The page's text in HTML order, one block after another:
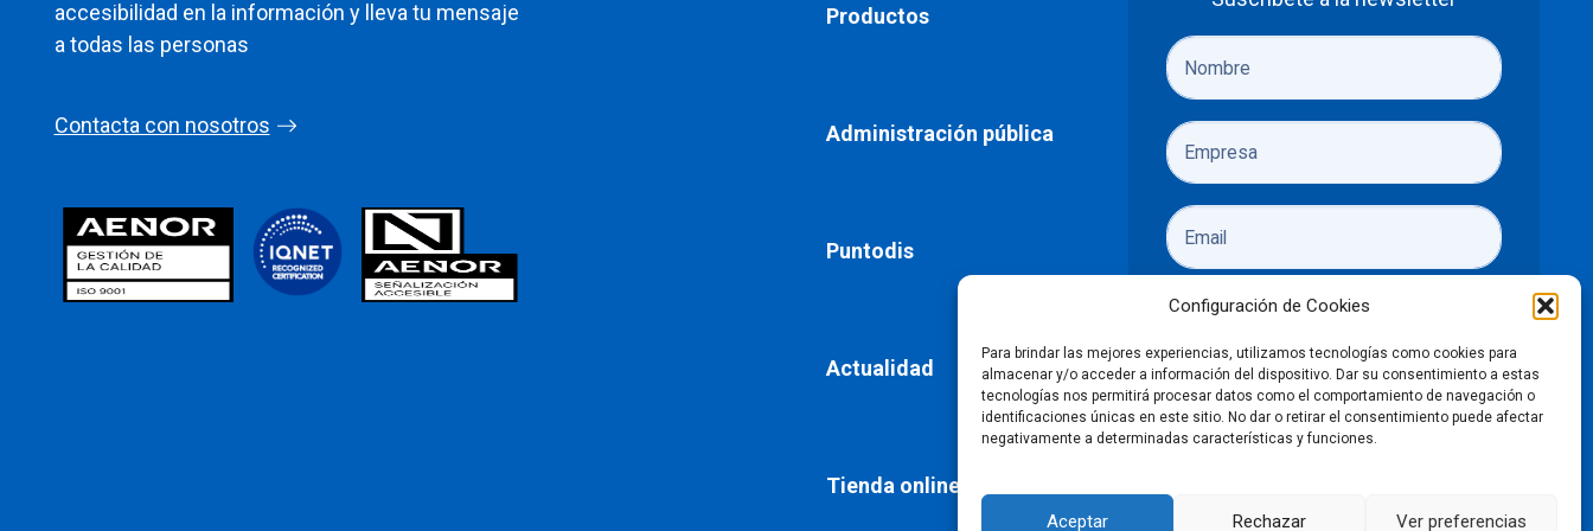
Configuración de Cookies
Para brindar las mejores experiencias, utilizamos tecnologías como cookies para
almacenar y/o acceder a información del dispositivo. Dar su consentimiento a estas
tecnologías nos permitirá procesar datos como el comportamiento de navegación o
identificaciones únicas en este sitio. No dar o retirar el consentimiento puede afectar
negativamente a determinadas características y funciones.
Aceptar Rechazar Ver preferencias
accesibilidad en la información y lleva tu mensaje
a todas las personas
Contacta con nosotros
Productos
Administración pública
Puntodis
Actualidad
Tienda online
He leído y acepto laspolíticas de
privacidad